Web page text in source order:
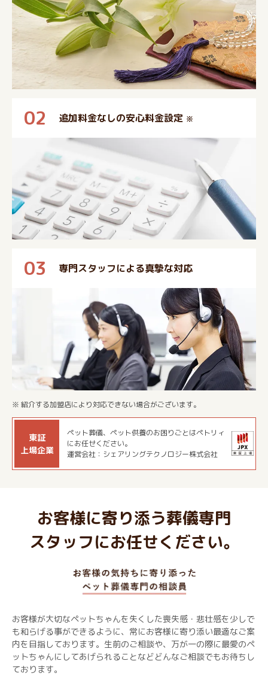
02 追加料金なしの安心料金設定 ※
03 専門スタッフによる真摯な対応
※ 紹介する加盟店により対応できない場合がございます。
東証
上場企業
ペット葬儀、ペット供養のお困りごとはペトリィ
にお任せください。
運営会社：シェアリングテクノロジー株式会社
お客様に寄り添う葬儀専門
スタッフにお任せください。
お客様が大切なペットちゃんを失くした喪失感・悲壮感を少しで
も和らげる事ができるように、常にお客様に寄り添い最適なご案
内を目指しております。生前のご相談や、万が一の際に最愛のペ
ットちゃんにしてあげられることなどどんなご相談でもお待ちし
ております。